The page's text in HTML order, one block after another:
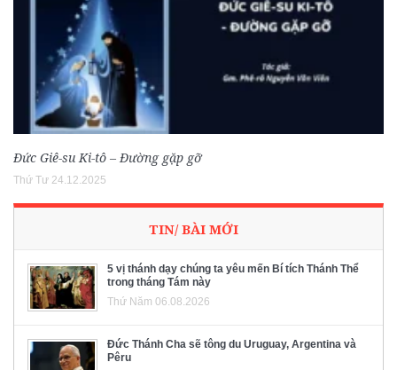
Đức Giê-su Ki-tô – Đường gặp gỡ
Thứ Tư 24.12.2025
TIN/ BÀI MỚI
5 vị thánh dạy chúng ta yêu mến Bí tích Thánh Thể
trong tháng Tám này
Thứ Năm 06.08.2026
Đức Thánh Cha sẽ tông du Uruguay, Argentina và
Pêru